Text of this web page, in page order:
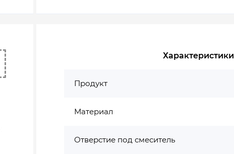
Характеристики
Продукт
Материал
Отверстие под смеситель